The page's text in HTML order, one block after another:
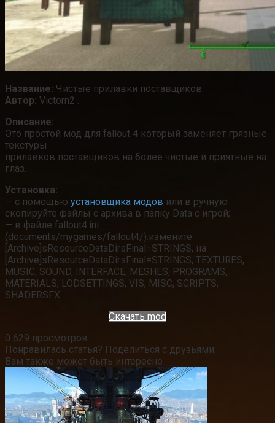
Название: Чистые прилавки поставщиков.
Автор: Victorn2 .
Описание:
Это простой мод для fallout 4 который заменяет грязные
текстуры
прилавков поставщиков на более чистые и приятные на
глаз.
Установка:
— с помощью установщика модов или в ручную
скопируйте файлы с архива в папку Data с игрой;
— в файле fallout4.ini
(documents/mygames/fallout4/):измените
[Archive]sResourceDataDirsFinal=STRINGS, на:
[Archive]sResourceDataDirsFinal=STRINGS, TEXTURES,
MUSIC, SOUND, INTERFACE, MESHES, PROGRAMS,
MATERIALS, LODSETTINGS, VIS, MISC, SCRIPTS,
SHADERSFX
Скачать mod
0 629 просмотров
Понравилась статья? Поделиться с друзьями:
Вам также может быть интересно